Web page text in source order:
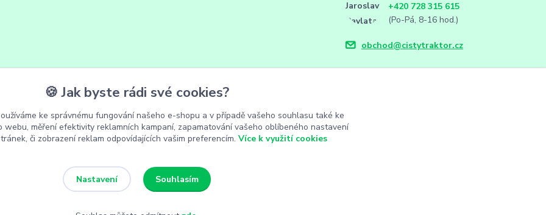
+420 728 315 615
(Po-Pá, 8-16 hod.)
obchod@cistytraktor.cz
🍪 Jak byste rádi své cookies?
ke správnému fungování našeho e-shopu a v případě vašeho souhlasu také ke
měření efektivity reklamních kampaní, zapamatování vašeho oblíbeného nastavení
či zobrazení reklam odpovídajících vašim preferencím. Více k využití cookies
Nastavení Souhlasím